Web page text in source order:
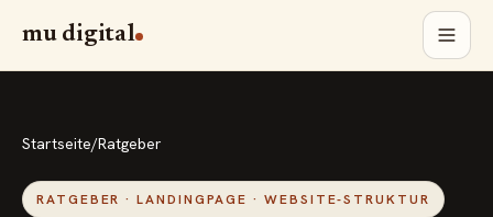
mu digital
Startseite/Ratgeber
RATGEBER · LANDINGPAGE · WEBSITE-STRUKTUR